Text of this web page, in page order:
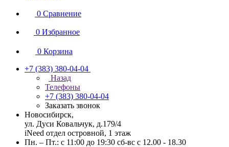
0 Сравнение
0 Избранное
0 Корзина
+7 (383) 380-04-04
Назад
Телефоны
+7 (383) 380-04-04
Заказать звонок
Новосибирск,
ул. Дуси Ковальчук, д.179/4
iNeed отдел островной, 1 этаж
Пн. – Пт.: с 11:00 до 19:30 сб-вс с 12.00 - 18.30